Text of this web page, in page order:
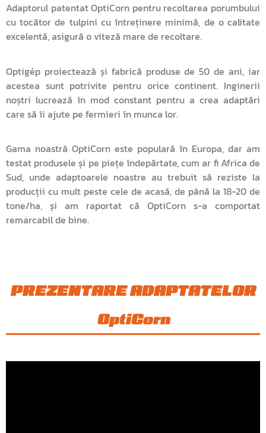
Adaptorul patentat OptiCorn pentru recoltarea porumbului
cu tocător de tulpini cu întreținere minimă, de o calitate
excelentă, asigură o viteză mare de recoltare.
Optigép proiectează și fabrică produse de 50 de ani, iar
acestea sunt potrivite pentru orice continent. Inginerii
noștri lucrează în mod constant pentru a crea adaptări
care să îi ajute pe fermieri în munca lor.
Gama noastră OptiCorn este populară în Europa, dar am
testat produsele și pe piețe îndepărtate, cum ar fi Africa de
Sud, unde adaptoarele noastre au trebuit să reziste la
producții cu mult peste cele de acasă, de până la 18-20 de
tone/ha, și am raportat că OptiCorn s-a comportat
remarcabil de bine.
PREZENTARE ADAPTATELOR
OptiCorn